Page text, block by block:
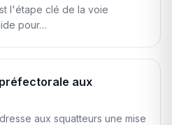
l'étape clé de la voie
pour…
aux
aux squatteurs une mise